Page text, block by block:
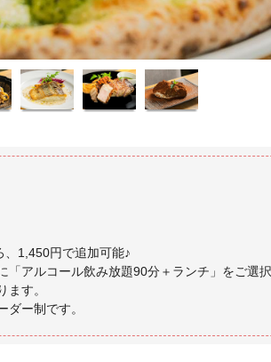
1,450円で追加可能♪
アルコール飲み放題90分＋ランチ」をご選択
す。